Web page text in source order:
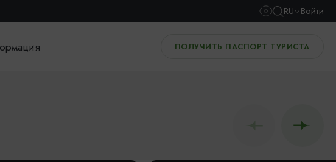
RU Войти
ПОЛУЧИТЬ ПАСПОРТ ТУРИСТА